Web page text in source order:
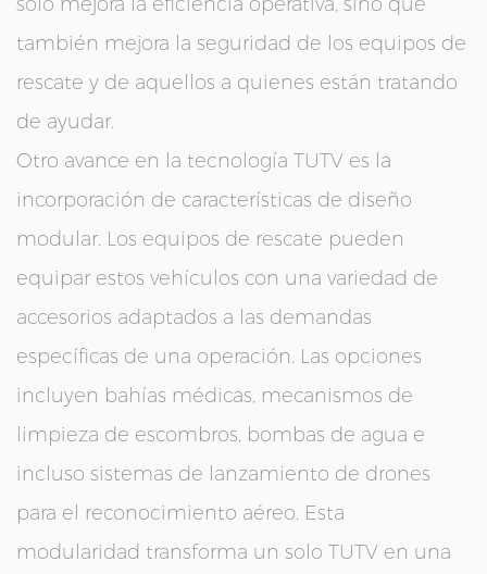
también mejora la seguridad de los equipos de
rescate y de aquellos a quienes están tratando
de ayudar.
Otro avance en la tecnología TUTV es la
incorporación de características de diseño
modular. Los equipos de rescate pueden
equipar estos vehículos con una variedad de
accesorios adaptados a las demandas
específicas de una operación. Las opciones
incluyen bahías médicas, mecanismos de
limpieza de escombros, bombas de agua e
incluso sistemas de lanzamiento de drones
para el reconocimiento aéreo. Esta
modularidad transforma un solo TUTV en una